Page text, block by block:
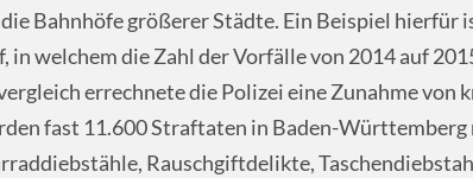
Bahnhöfe größerer Städte. Ein Beispiel hierfür
in welchem die Zahl der Vorfälle von 2014 auf
errechnete die Polizei eine Zunahme von
fast 11.600 Straftaten in Baden-
Rauschgiftdelikte,